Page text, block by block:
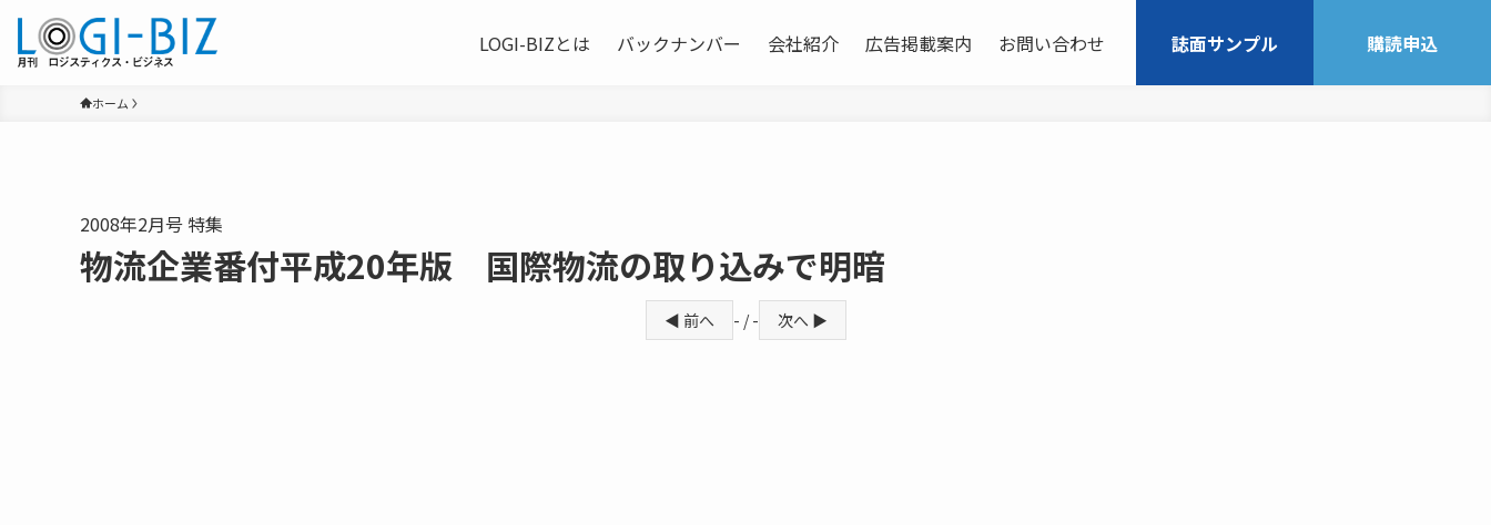
LOGI-BIZとは バックナンバー 会社紹介 広告掲載案内 お問い合わせ 誌面サンプル 購読申込
ホーム
2008年2月号 特集
物流企業番付平成20年版 国際物流の取り込みで明暗
◀ 前へ - / - 次へ ▶